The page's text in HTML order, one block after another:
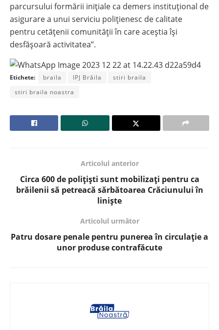
parcursului formării inițiale ca demers instituțional de
asigurare a unui serviciu polițienesc de calitate
pentru cetățenii comunității în care aceștia își
desfășoară activitatea”.
Etichete: braila IPJ Brăila
stiri braila
stiri braila noastra
Articolul anterior
Circa 600 de polițiști sunt mobilizați pentru ca
brăilenii să petreacă sărbătoarea Crăciunului în
linişte
Articolul următor
Patru dosare penale pentru punerea în circulație a
unor produse contrafăcute